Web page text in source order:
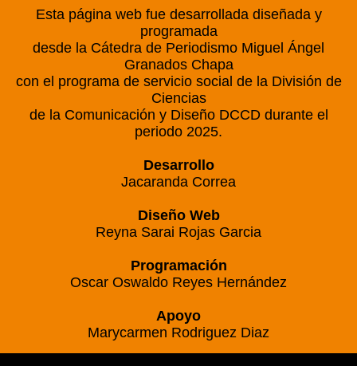
Esta página web fue desarrollada diseñada y
programada
desde la Cátedra de Periodismo Miguel Ángel
Granados Chapa
con el programa de servicio social de la División de
Ciencias
de la Comunicación y Diseño DCCD durante el
periodo 2025.
Desarrollo
Jacaranda Correa
Diseño Web
Reyna Sarai Rojas Garcia
Programación
Oscar Oswaldo Reyes Hernández
Apoyo
Marycarmen Rodriguez Diaz